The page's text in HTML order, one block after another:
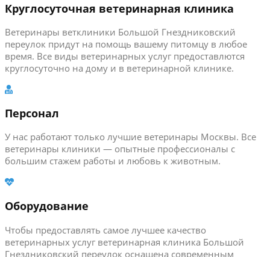
Круглосуточная ветеринарная клиника
Ветеринары ветклиники Большой Гнездниковский
переулок придут на помощь вашему питомцу в любое
время. Все виды ветеринарных услуг предоставлются
круглосуточно на дому и в ветеринарной клинике.
Персонал
У нас работают только лучшие ветеринары Москвы. Все
ветеринары клиники — опытные профессионалы с
большим стажем работы и любовь к животным.
Оборудование
Чтобы предоставлять самое лучшее качество
ветеринарных услуг ветеринарная клиника Большой
Гнездниковский переулок оснащена современным